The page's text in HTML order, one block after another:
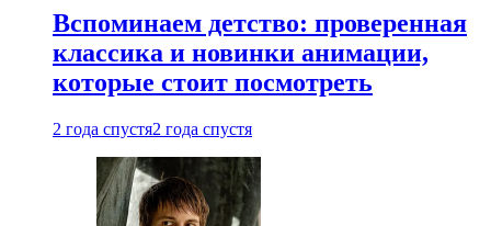
Вспоминаем детство: проверенная
классика и новинки анимации,
которые стоит посмотреть
2 года спустя2 года спустя